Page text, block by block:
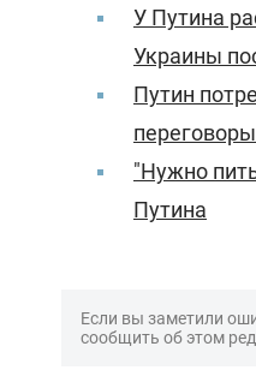
У Путина
Украины
Путин
"Нужно
Путина
Если вы заметили
сообщить об этом